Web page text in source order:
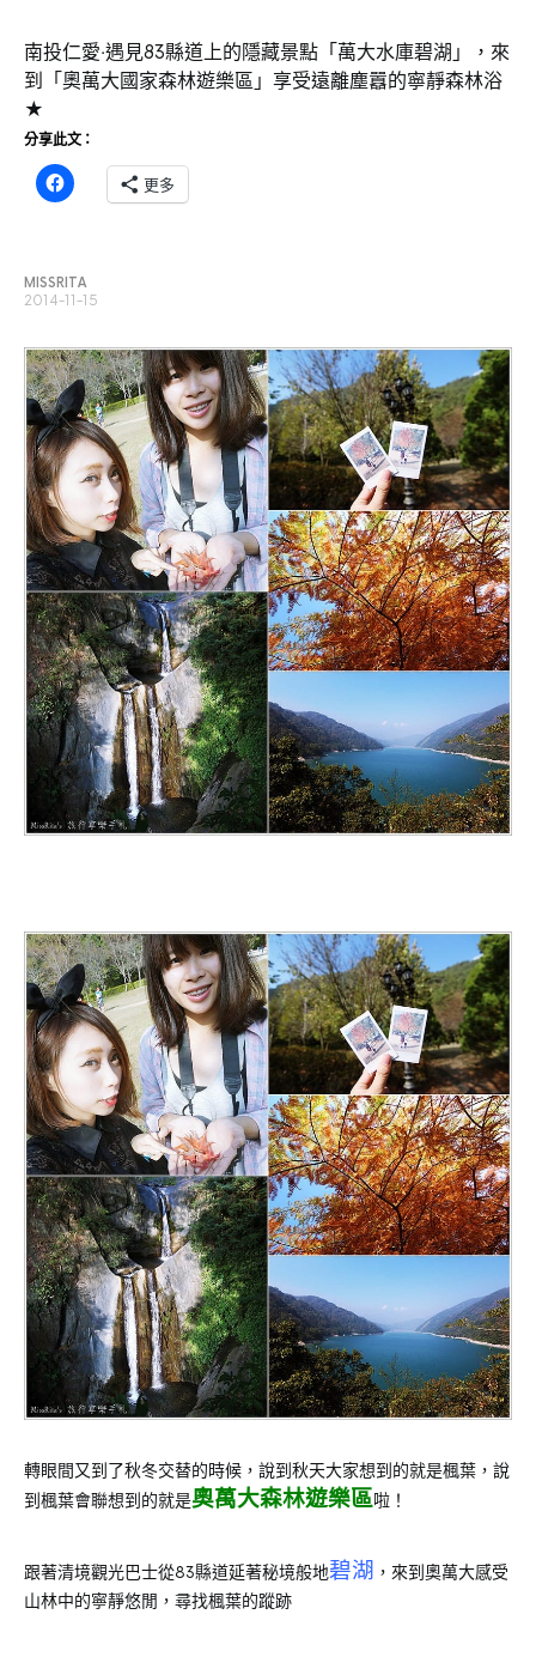
南投仁愛‧遇見83縣道上的隱藏景點「萬大水庫碧湖」，來
到「奧萬大國家森林遊樂區」享受遠離塵囂的寧靜森林浴
★
分享此文：
更多
MISSRITA
2014-11-15
轉眼間又到了秋冬交替的時候，說到秋天大家想到的就是楓葉，說
到楓葉會聯想到的就是奧萬大森林遊樂區啦！
跟著清境觀光巴士從83縣道延著秘境般地碧湖 ，來到奧萬大感受
山林中的寧靜悠閒，尋找楓葉的蹤跡